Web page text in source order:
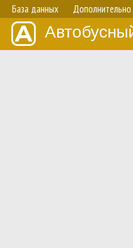
База данных Дополнительно